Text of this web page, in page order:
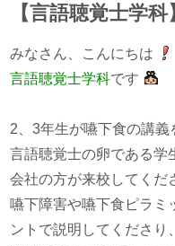
【言語聴覚士学
みなさん、こんにちは
言語聴覚士学科です
2、3年生が嚥下食の講義
言語聴覚士の卵である学
会社の方が来校してくだ
嚥下障害や嚥下食ピラミ
ントで説明してくださり、